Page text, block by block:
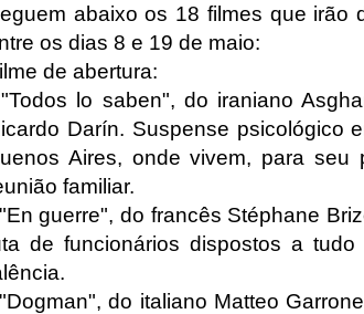
abaixo os 18 filmes que irão
os dias 8 e 19 de maio:
de abertura:
lo saben", do iraniano
Darín. Suspense psicológico
Aires, onde vivem, para
familiar.
guerre", do francês Stéphane
de funcionários dispostos a
do italiano Matteo